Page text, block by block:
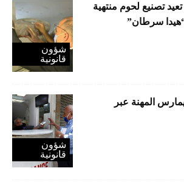
شؤون
قانونية
تصنيع لحوم منتهية
سرطان”
شؤون
قانونية
المهنة عبر